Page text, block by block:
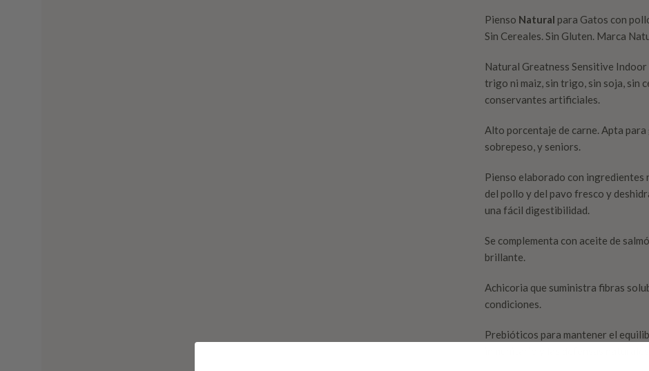
Pienso Natural para Gatos con
Sin Cereales. Sin Gluten. Marca
Natural Greatness Sensitive
trigo ni maiz, sin trigo, sin soja, sin
conservantes artificiales.
Alto porcentaje de carne. Apta
sobrepeso, y seniors.
Pienso elaborado con
del pollo y del pavo fresco y
una fácil digestibilidad.
Se complementa con aceite de
brillante.
Achicoria que suministra fibras
condiciones.
Prebióticos para mantener el